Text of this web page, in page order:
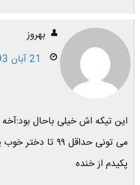
بهروز
21 آبان 1393
می تونی حداقل ۹۹ تا دختر خوب پیدا کنی
پکیدم از خنده